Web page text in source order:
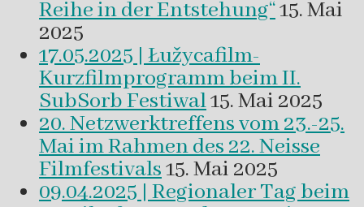
Reihe in der Entstehung“15. Mai
2025
17.05.2025 | Łužycafilm-
Kurzfilmprogramm beim II.
SubSorb Festiwal15. Mai 2025
20. Netzwerktreffens vom 23.-25.
Mai im Rahmen des 22. Neisse
Filmfestivals15. Mai 2025
09.04.2025 | Regionaler Tag beim